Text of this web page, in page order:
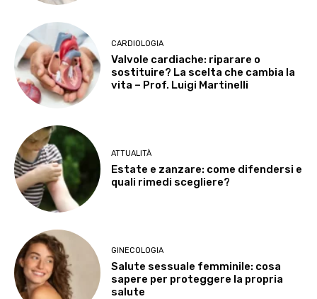
CARDIOLOGIA
Valvole cardiache: riparare o
sostituire? La scelta che cambia la
vita – Prof. Luigi Martinelli
ATTUALITÀ
Estate e zanzare: come difendersi e
quali rimedi scegliere?
GINECOLOGIA
Salute sessuale femminile: cosa
sapere per proteggere la propria
salute